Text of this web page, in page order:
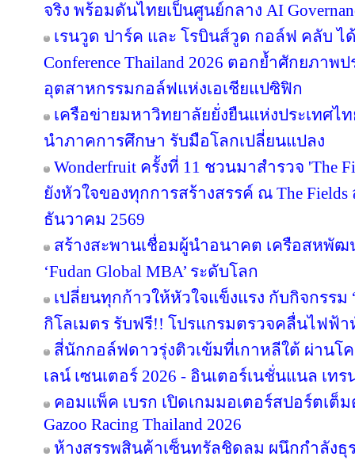
จริง พร้อมดันไทยเป็นศูนย์กลาง AI
เรนวูด ปาร์ค และ โรบินส์วูด กอล์ฟ คลับ ไ
Conference Thailand 2026 ตอกย้ำศักยภาพ
อุตสาหกรรมกอล์ฟแห่งเอเชียแปซิฟิก
เครือข่ายมหาวิทยาลัยยั่งยืนแห่งประเทศ
นำภาคการศึกษา รับมือโลกเปลี่ยนแปลง
Wonderfruit ครั้งที่ 11 ชวนมาสำรวจ 'The
ยังหัวใจของทุกการสร้างสรรค์ ณ The
ธันวาคม 2569
สร้างสะพานเชื่อมผู้นำอนาคต เครือสหพั
‘Fudan Global MBA’ ระดับโลก
เปลี่ยนทุกก้าวให้หัวใจแข็งแรง กับกิจกรรม
กิโลเมตร รับฟรี!! โปรแกรมตรวจคลื่นไฟฟ้า
สี่นักกอล์ฟดาวรุ่งติวเข้มที่เกาหลีใต้ ผ่านโค
เลน์ เซนเตอร์ 2026 - อินเตอร์เนชั่นแนล เท
คอมแพ็ค เบรก เปิดเกมมอเตอร์สปอร์ตเต็
Gazoo Racing Thailand 2026
ห้างสรรพสินค้าเซ็นทรัลชิดลม ผนึกกำลังธุ